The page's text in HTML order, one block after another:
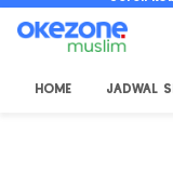
HOME JADWAL